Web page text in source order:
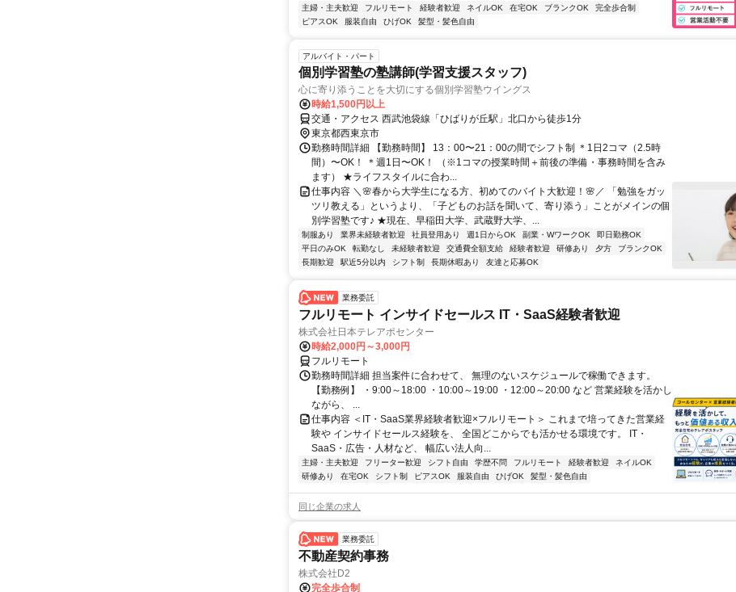
主婦・主夫歓迎 フルリモート 経験者歓迎 ネイルOK 在宅OK ブランクOK
完全歩合制
ピアスOK
服装自由 ひげOK 髪型・髪色自由
アルバイト・パート
個別学習塾の塾講師(学習支援スタッフ)
心に寄り添うことを大切にする個別学習塾ウイングス
時給1,500円以上
交通・アクセス 西武池袋線「ひばりが丘駅」北口から徒歩1分
東京都西東京市
勤務時間詳細 【勤務時間】 13：00〜21：00の間でシフト制 ＊1日2コマ（2.5時
間）〜OK！ ＊週1日〜OK！ （※1コマの授業時間＋前後の準備・事務時間を含み
ます） ★ライフスタイルに合わ...
仕事内容 ＼🌸春から大学生になる方、初めてのバイト大歓迎！🌸／ 「勉強をガッ
ツリ教える」というより、「子どものお話を聞いて、寄り添う」ことがメインの個
別学習塾です♪ ★現在、早稲田大学、武蔵野大学、...
制服あり 業界未経験者歓迎 社員登用あり 週1日からOK 副業・WワークOK
即日勤務OK
平日のみOK
転勤なし 未経験者歓迎 交通費全額支給 経験者歓迎 研修あり 夕方
ブランクOK
長期歓迎
駅近5分以内 シフト制 長期休暇あり 友達と応募OK
業務委託
フルリモート インサイドセールス IT・SaaS経験者歓迎
株式会社日本テレアポセンター
時給2,000円～3,000円
フルリモート
勤務時間詳細 担当案件に合わせて、 無理のないスケジュールで稼働できます。
【勤務例】 ・9:00～18:00 ・10:00～19:00 ・12:00～20:00 など 営業経験を活かし
ながら、 ...
仕事内容 ＜IT・SaaS業界経験者歓迎×フルリモート＞ これまで培ってきた営業経
験や インサイドセールス経験を、 全国どこからでも活かせる環境です。 IT・
SaaS・広告・人材など、 幅広い法人向...
主婦・主夫歓迎 フリーター歓迎 シフト自由 学歴不問 フルリモート 経験者歓迎
ネイルOK
研修あり
在宅OK シフト制 ピアスOK 服装自由 ひげOK 髪型・髪色自由
同じ企業の求人
業務委託
不動産契約事務
株式会社D2
完全歩合制